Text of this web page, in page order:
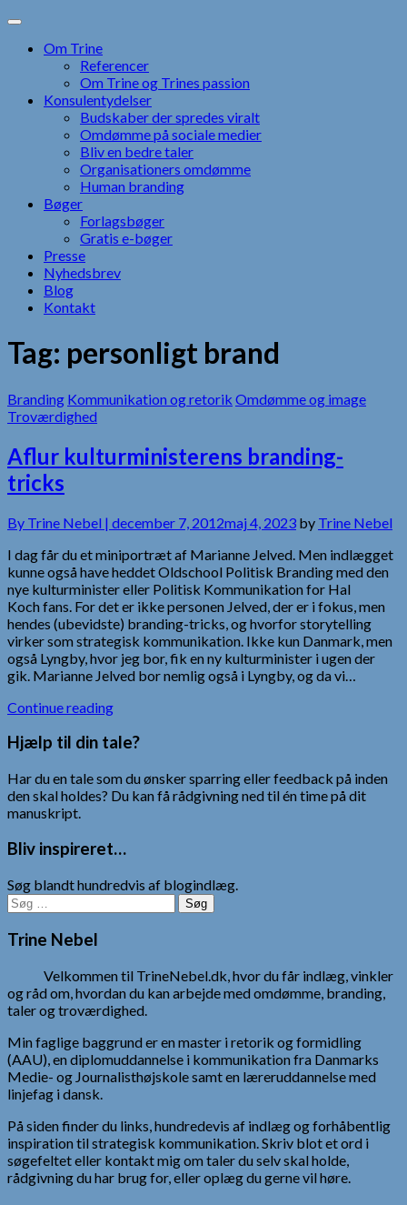
Skip
contentOm Trine
Referencer
Om Trine og Trines passion
Konsulentydelser
Budskaber der spredes viralt
Omdømme på sociale medier
Bliv en bedre taler
Organisationers omdømme
Human branding
Bøger
Forlagsbøger
Gratis e-bøger
Presse
Nyhedsbrev
Blog
Kontakt
Tag: personligt brand
Branding Kommunikation og retorik Omdømme og image
Troværdighed
Aflur kulturministerens branding-
tricks
By Trine Nebel | december 7, 2012maj 4, 2023 by Trine Nebel
I dag får du et miniportræt af Marianne Jelved. Men indlægget
kunne også have heddet Oldschool Politisk Branding med den
nye kulturminister eller Politisk Kommunikation for Hal
Koch fans. For det er ikke personen Jelved, der er i fokus, men
hendes (ubevidste) branding-tricks, og hvorfor storytelling
virker som strategisk kommunikation. Ikke kun Danmark, men
også Lyngby, hvor jeg bor, fik en ny kulturminister i ugen der
gik. Marianne Jelved bor nemlig også i Lyngby, og da vi…
Continue reading
Hjælp til din tale?
Har du en tale som du ønsker sparring eller feedback på inden
den skal holdes? Du kan få rådgivning ned til én time på dit
manuskript.
Bliv inspireret…
Søg blandt hundredvis af blogindlæg.
Søg
efter:
Trine Nebel
Velkommen til TrineNebel.dk, hvor du får indlæg, vinkler
og råd om, hvordan du kan arbejde med omdømme, branding,
taler og troværdighed.
Min faglige baggrund er en master i retorik og formidling
(AAU), en diplomuddannelse i kommunikation fra Danmarks
Medie- og Journalisthøjskole samt en læreruddannelse med
linjefag i dansk.
På siden finder du links, hundredevis af indlæg og forhåbentlig
inspiration til strategisk kommunikation. Skriv blot et ord i
søgefeltet eller kontakt mig om taler du selv skal holde,
rådgivning du har brug for, eller oplæg du gerne vil høre.